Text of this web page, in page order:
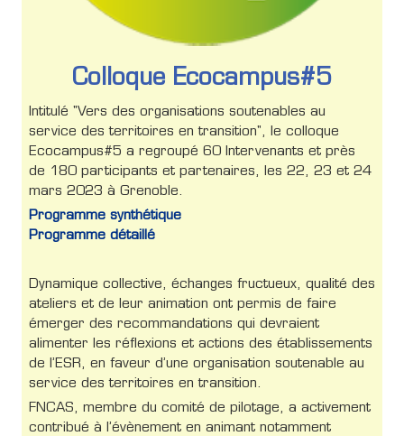
Colloque Ecocampus#5
Intitulé "Vers des organisations soutenables au
service des territoires en transition", le colloque
Ecocampus#5 a regroupé 60 Intervenants et près
de 180 participants et partenaires, les 22, 23 et 24
mars 2023 à Grenoble.
Programme synthétique
Programme détaillé
Dynamique collective, échanges fructueux, qualité des
ateliers et de leur animation ont permis de faire
émerger des recommandations qui devraient
alimenter les réflexions et actions des établissements
de l’ESR, en faveur d’une organisation soutenable au
service des territoires en transition.
FNCAS, membre du comité de pilotage, a activement
contribué à l’évènement en animant notamment